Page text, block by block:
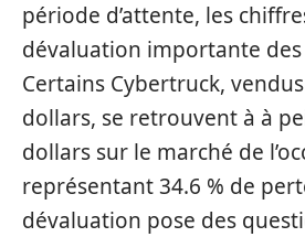
période d’attente, les
dévaluation importante
Certains Cybertruck,
dollars, se retrouvent à à
dollars sur le marché de
représentant 34.6 % de
dévaluation pose des